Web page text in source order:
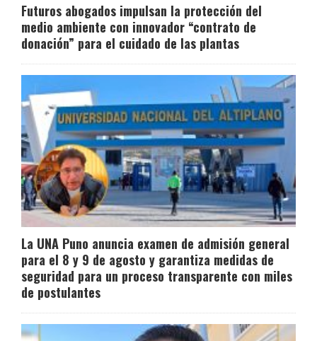
Futuros abogados impulsan la protección del
medio ambiente con innovador “contrato de
donación” para el cuidado de las plantas
La UNA Puno anuncia examen de admisión general
para el 8 y 9 de agosto y garantiza medidas de
seguridad para un proceso transparente con miles
de postulantes